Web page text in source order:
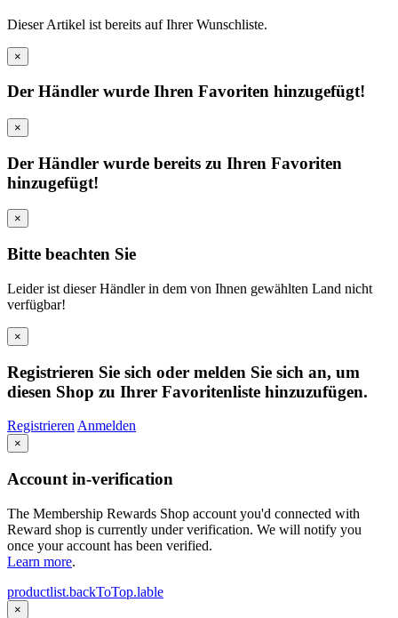
Dieser Artikel ist bereits auf Ihrer Wunschliste.
×
Der Händler wurde Ihren Favoriten hinzugefügt!
×
Der Händler wurde bereits zu Ihren Favoriten
hinzugefügt!
×
Bitte beachten Sie
Leider ist dieser Händler in dem von Ihnen gewählten Land nicht
verfügbar!
×
Registrieren Sie sich oder melden Sie sich an, um
diesen Shop zu Ihrer Favoritenliste hinzuzufügen.
Registrieren Anmelden
×
Account in-verification
The Membership Rewards Shop account you'd connected with
Reward shop is currently under verification. We will notify you
once your account has been verified.
Learn more.
productlist.backToTop.lable
×